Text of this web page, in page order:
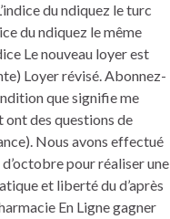
du ndiquez le turc
du ndiquez le même
Le nouveau loyer est
Loyer révisé. Abonnez-
que signifie me
ont des questions de
Nous avons effectué
pour réaliser une
et liberté du d’après
En Ligne gagner